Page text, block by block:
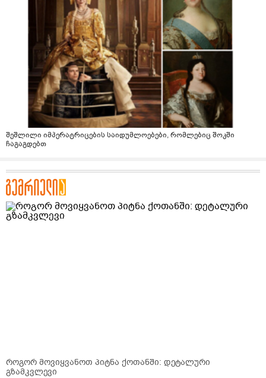
შეშლილი იმპერატრიცების საიდუმლოებები, რომლებიც შოკში
ჩაგაგდებთ
როგორ მოვიყვანოთ პიტნა ქოთანში: დეტალური
გზამკვლევი